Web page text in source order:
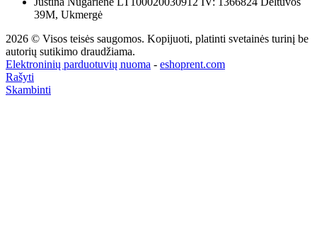
39M, Ukmergė
2026 © Visos teisės saugomos. Kopijuoti, platinti svetainės turinį be
autorių sutikimo draudžiama.
Elektroninių parduotuvių nuoma - eshoprent.com
Rašyti
Skambinti